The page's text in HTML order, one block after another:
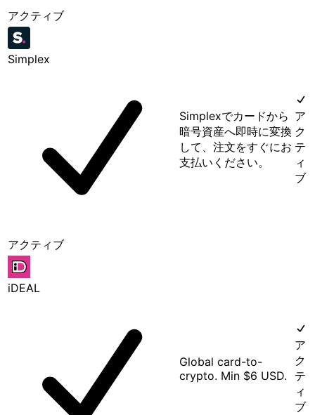
アクティブ
Simplex
アクティブ
Simplexでカードから
暗号資産へ即時に変換
して、注文をすぐにお
支払いください。
ア
ク
テ
ィ
ブ
iDEAL
Global card-to-
crypto. Min $6 USD.
ア
ク
テ
ィ
ブ